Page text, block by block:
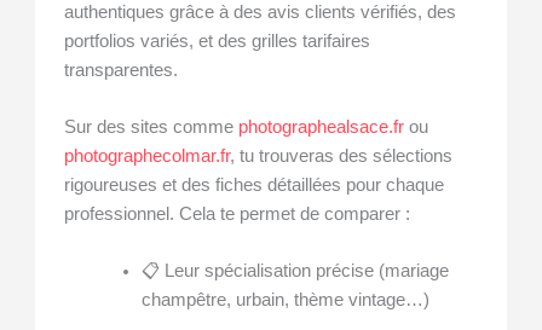
authentiques grâce à des avis clients vérifiés, des
portfolios variés, et des grilles tarifaires
transparentes.
Sur des sites comme photographealsace.fr ou
photographecolmar.fr, tu trouveras des sélections
rigoureuses et des fiches détaillées pour chaque
professionnel. Cela te permet de comparer :
📋 Leur spécialisation précise (mariage
champêtre, urbain, thème vintage…)